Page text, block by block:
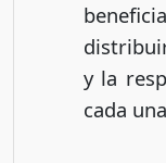
y la
cada